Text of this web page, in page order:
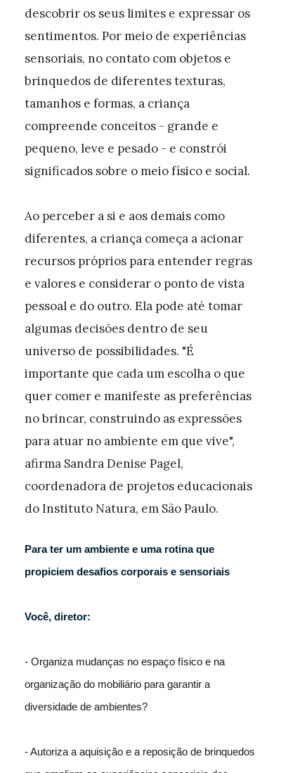
descobrir os seus limites e expressar os
sentimentos. Por meio de experiências
sensoriais, no contato com objetos e
brinquedos de diferentes texturas,
tamanhos e formas, a criança
compreende conceitos - grande e
pequeno, leve e pesado - e constrói
significados sobre o meio físico e social.
Ao perceber a si e aos demais como
diferentes, a criança começa a acionar
recursos próprios para entender regras
e valores e considerar o ponto de vista
pessoal e do outro. Ela pode até tomar
algumas decisões dentro de seu
universo de possibilidades. "É
importante que cada um escolha o que
quer comer e manifeste as preferências
no brincar, construindo as expressões
para atuar no ambiente em que vive",
afirma Sandra Denise Pagel,
coordenadora de projetos educacionais
do Instituto Natura, em São Paulo.
Para ter um ambiente e uma rotina que
propiciem desafios corporais e sensoriais
Você, diretor:
- Organiza mudanças no espaço físico e na
organização do mobiliário para garantir a
diversidade de ambientes?
- Autoriza a aquisição e a reposição de brinquedos